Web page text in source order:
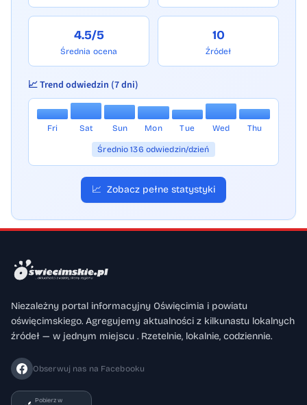
4.5/5
Średnia ocena
10
Źródeł
📈 Trend odwiedzin (7 dni)
Fri Sat Sun Mon Tue Wed Thu
Średnio 136 odwiedzin/dzień
📈 Zobacz pełne statystyki
Niezależny portal informacyjny Oświęcimia i powiatu
oświęcimskiego. Agregujemy aktualności z kilkunastu lokalnych
źródeł — w jednym miejscu . Rzetelnie, lokalnie, codziennie.
Obserwuj nas na Facebooku
Pobierz w